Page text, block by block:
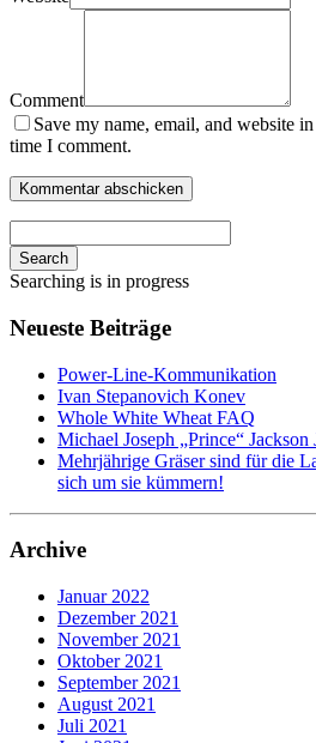
Comment
Save my name, email, and website
time I comment.
Search
Searching is in progress
Neueste Beiträge
Power-Line-Kommunikation
Ivan Stepanovich Konev
Whole White Wheat FAQ
Michael Joseph „Prince“
Mehrjährige Gräser sind für die
sich um sie kümmern!
Archive
Januar 2022
Dezember 2021
November 2021
Oktober 2021
September 2021
August 2021
Juli 2021